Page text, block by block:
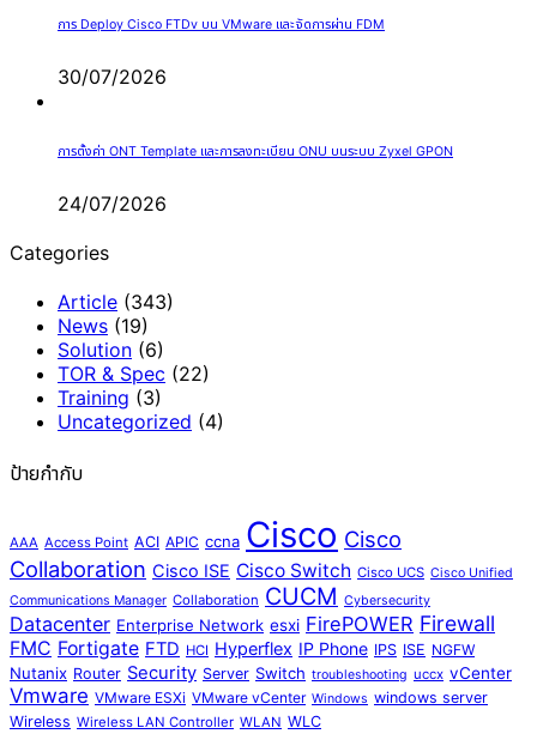
การ Deploy Cisco FTDv บน VMware และจัดการผ่าน FDM
30/07/2026
การตั้งค่า ONT Template และการลงทะเบียน ONU บนระบบ Zyxel GPON
24/07/2026
Categories
Article (343)
News (19)
Solution (6)
TOR & Spec (22)
Training (3)
Uncategorized (4)
ป้ายกำกับ
AAA Access Point ACI APIC ccna Cisco Cisco
Collaboration Cisco ISE Cisco Switch Cisco UCS Cisco Unified
Communications Manager Collaboration CUCM Cybersecurity
Datacenter Enterprise Network esxi FirePOWER Firewall
FMC Fortigate FTD HCI Hyperflex IP Phone IPS ISE NGFW
Nutanix Router Security Server Switch troubleshooting uccx vCenter
Vmware VMware ESXi VMware vCenter Windows windows server
Wireless Wireless LAN Controller WLAN WLC